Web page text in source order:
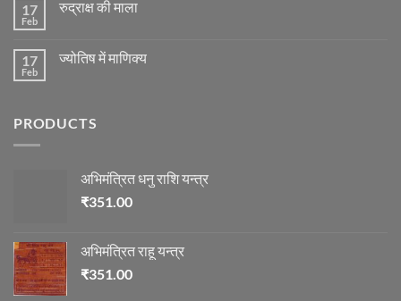
के
अनुसार
विचार
रोग
ज्योतिष
17
Feb
रुद्राक्ष की माला
रुद्राक्ष
17
Feb
ज्योतिष में माणिक्य
में
PRODUCTS
अभिमंत्रित धनु राशि यन्त्र
₹351.00
अभिमंत्रित राहू यन्त्र
₹351.00